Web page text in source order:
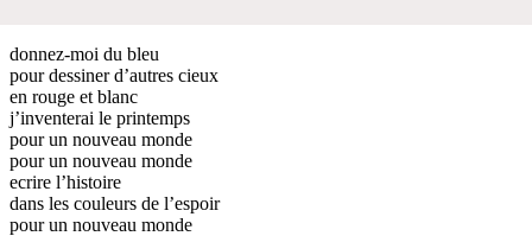
donnez-moi du bleu
pour dessiner d’autres cieux
en rouge et blanc
j’inventerai le printemps
pour un nouveau monde
pour un nouveau monde
ecrire l’histoire
dans les couleurs de l’espoir
pour un nouveau monde